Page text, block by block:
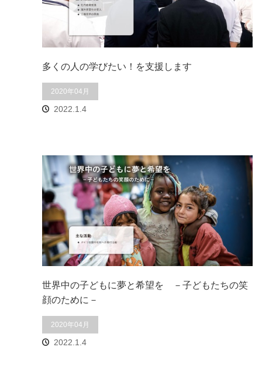
多くの人の学びたい！を支援します
2020年04月
2022.1.4
世界中の子どもに夢と希望を －子どもたちの笑
顔のために－
2020年04月
2022.1.4